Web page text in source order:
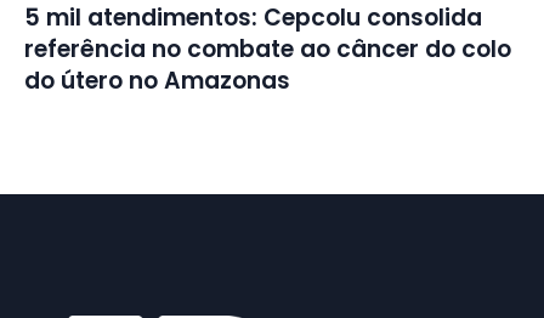
5 mil atendimentos: Cepcolu consolida
referência no combate ao câncer do colo
do útero no Amazonas